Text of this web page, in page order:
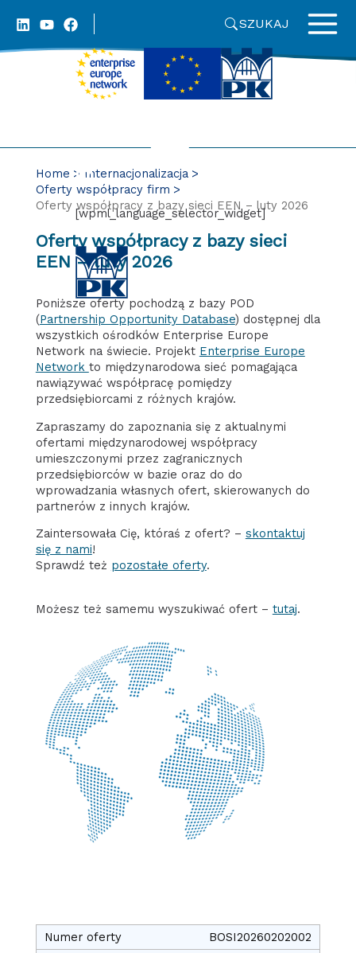
SZUKAJ
[wpml_language_selector_widget]
Home
Internacjonalizacja
Oferty współpracy firm
Oferty współpracy z bazy sieci EEN – luty 2026
Oferty współpracy z bazy sieci
EEN – luty 2026
Poniższe oferty pochodzą z bazy POD
(Partnership Opportunity Database) dostępnej dla
wszystkich ośrodków Enterprise Europe
Network na świecie. Projekt Enterprise Europe
Network to międzynarodowa sieć pomagająca
nawiązywać współpracę pomiędzy
przedsiębiorcami z różnych krajów.
Zapraszamy do zapoznania się z aktualnymi
ofertami międzynarodowej współpracy
umieszczonymi przez zagranicznych
przedsiębiorców w bazie oraz do do
wprowadzania własnych ofert, skierowanych do
partnerów z innych krajów.
Zaintersowała Cię, któraś z ofert? – skontaktuj
się z nami!
Sprawdź też pozostałe oferty.
Możesz też samemu wyszukiwać ofert – tutaj.
BOSI20260202002